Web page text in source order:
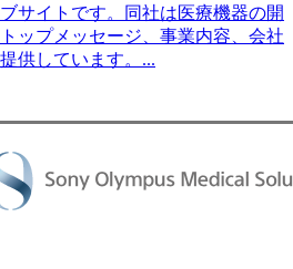
サイトです。同社は医療機器の開
ップメッセージ、事業内容、会社
供しています。 ...